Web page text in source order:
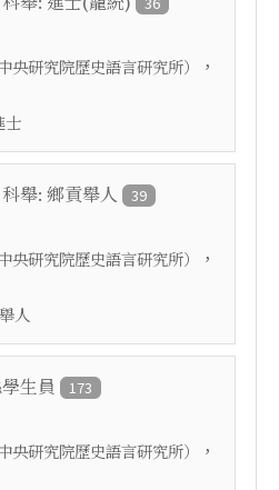
央研究院歷史語言研究所）
，
士
科舉: 鄉貢舉人 39
央研究院歷史語言研究所）
，
人
生員 173
央研究院歷史語言研究所）
，